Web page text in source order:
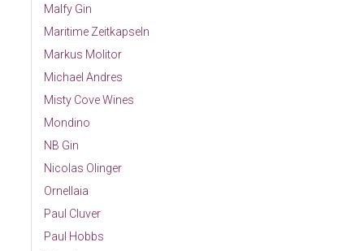
Malfy Gin
Maritime Zeitkapseln
Markus Molitor
Michael Andres
Misty Cove Wines
Mondino
NB Gin
Nicolas Olinger
Ornellaia
Paul Cluver
Paul Hobbs